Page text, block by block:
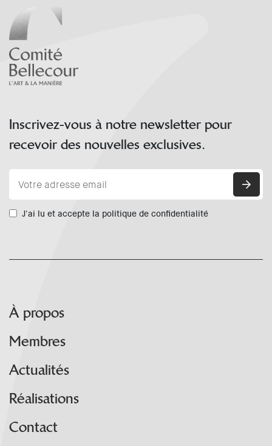
Inscrivez-vous à notre newsletter pour
recevoir des nouvelles exclusives.
J'ai lu et accepte la politique de confidentialité
À propos
Membres
Actualités
Réalisations
Contact